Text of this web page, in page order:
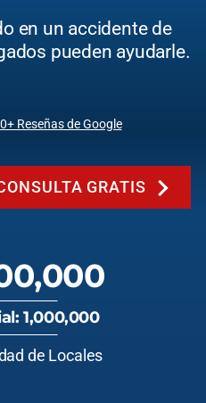
en un accidente de
pueden ayudarle.
Reseñas de Google
GRATIS
1,000,000
de Locales